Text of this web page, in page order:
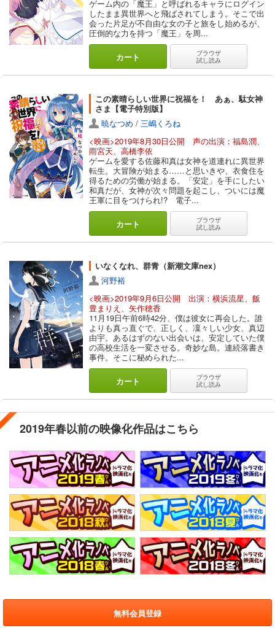
ゲーム内の「魔王」と呼ばれるキャラにログイン
したまま異世界へと飛ばされてしまう。そこで出
会った片足が不自由な女の子と旅をし始めるが、
圧倒的な力を持つ「魔王」を周...
カート
ブラウザ
試し読み
この素晴らしい世界に祝福を！ あぁ、駄女神
さま【電子特別版】
暁なつめ / 三嶋くろね
<映画>2019年8月30日公開 声の出演：福島潤、
雨宮天、高橋李依
ゲームを愛する佐藤和真は女神を道連れに異世界
転生。大冒険が始まる……と思いきや、衣食住を
得るための労働が始まる。「安定」を手にしたい
和真だが、女神が次々問題を起こし、ついには魔
王軍に目をつけられ!? 電子...
カート
ブラウザ
試し読み
いなくなれ、群青（新潮文庫nex）
河野裕
<映画>2019年9月6日公開 出演：横浜流星、飯
豊まりえ、矢作穂香
11月19日午前6時42分、僕は彼女に再会した。誰
よりも真っ直ぐで、正しく、凜々しい少女、真辺
由宇。あるはずのない出会いは、安定していた僕
の高校生活を一変させる。奇妙な島。連続落書き
事件。そこに秘められた...
カート
ブラウザ
試し読み
2019年春以前の映像化作品はこちら
無料会員登録